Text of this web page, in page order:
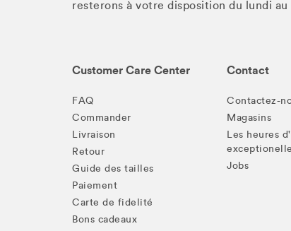
resterons à votre disposition du lundi
Customer Care Center
FAQ
Commander
Livraison
Retour
Guide des tailles
Paiement
Carte de fidelité
Bons cadeaux
Contact
Contactez-
Magasins
Les heures
Jobs